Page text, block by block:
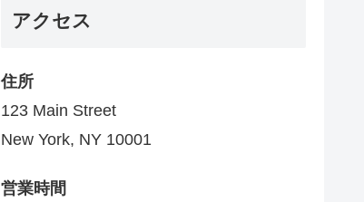
アクセス
住所
123 Main Street
New York, NY 10001
営業時間